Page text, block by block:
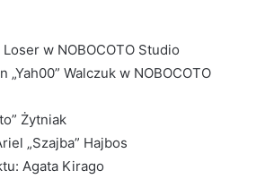
w NOBOCOTO Studio
„Yah00” Walczuk w NOBOCOTO
Żytniak
„Szajba” Hajbos
Agata Kirago